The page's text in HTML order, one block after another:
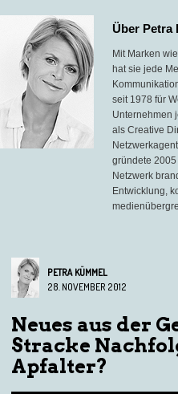
Über Petra
Mit Marken
hat sie jede
seit 1978 für
Unternehmen
als Creative
gründete
Netzwerk
Entwicklung,
PETRA KÜMMEL
28. NOVEMBER 2012
Neues aus der
Stracke
Apfalter?